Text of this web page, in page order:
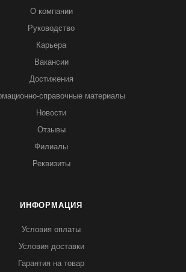
О компании
Руководство
Карьера
Вакансии
Достижения
справочные материалы
Новости
Отзывы
Филиалы
Реквизиты
ИНФОРМАЦИЯ
Условия оплаты
Условия доставки
Гарантия на товар